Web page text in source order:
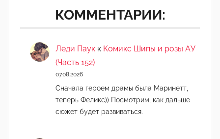
КОММЕНТАРИИ:
Леди Паук к Комикс Шипы и розы АУ
(Часть 152)
07.08.2026
Сначала героем драмы была Маринетт,
теперь Феликс)) Посмотрим, как дальше
сюжет будет развиваться.